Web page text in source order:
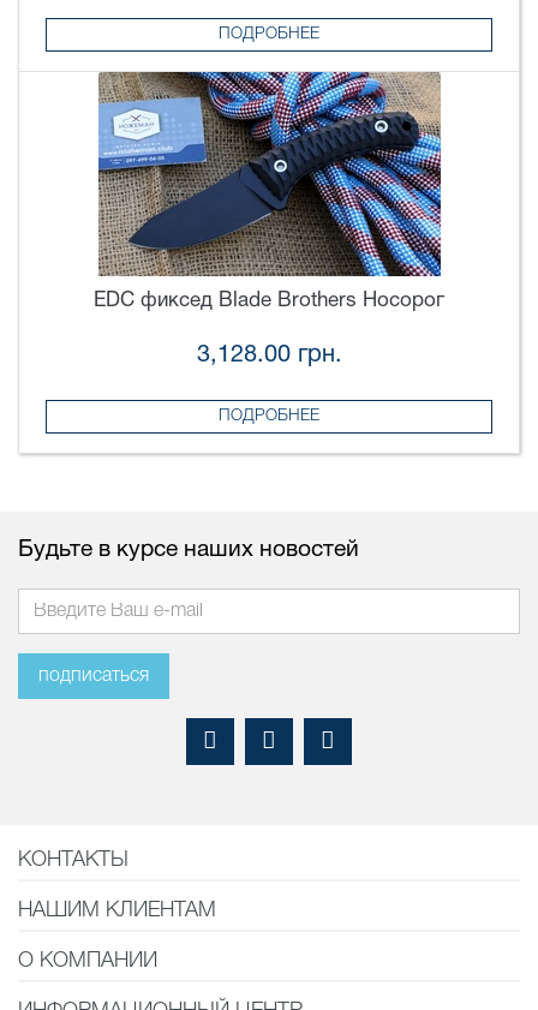
ПОДРОБНЕЕ
EDC фиксед Blade Brothers Носорог
3,128.00 грн.
ПОДРОБНЕЕ
Будьте в курсе наших новостей
подписаться
КОНТАКТЫ
НАШИМ КЛИЕНТАМ
О КОМПАНИИ